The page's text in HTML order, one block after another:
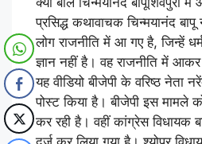
प्रसिद्ध कथावाचक चिन्मयानंद
लोग राजनीति में आ गए है, जिन्हें
ज्ञान नहीं है। वह राजनीति में
यह वीडियो बीजेपी के वरिष्ठ नेता
पोस्ट किया है। बीजेपी इस मामले
कर रही है। वहीं कांग्रेस